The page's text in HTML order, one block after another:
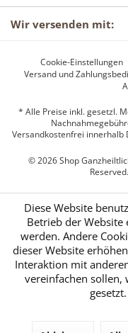
Wir versenden mit:
Cookie-Einstellungen
Versand und
* Alle Preise inkl. gesetzl.
Versandkostenfrei innerhalb
© 2026 Shop
Diese Website
Betrieb der
werden. Andere
dieser Website
Interaktion mit
vereinfachen
gesetzt.